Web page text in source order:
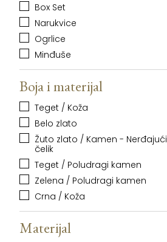
Box Set
Narukvice
Ogrlice
Minđuše
Boja i materijal
Teget / Koža
Belo zlato
Žuto zlato / Kamen - Nerđajući
čelik
Teget / Poludragi kamen
Zelena / Poludragi kamen
Crna / Koža
Materijal